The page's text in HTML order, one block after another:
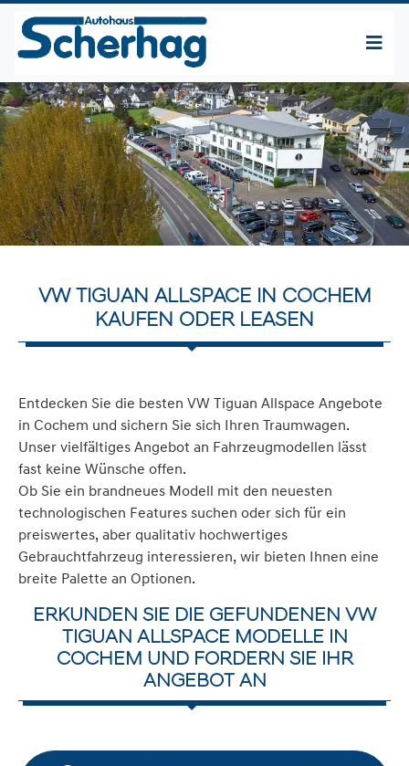
VW TIGUAN ALLSPACE IN COCHEM
KAUFEN ODER LEASEN
Entdecken Sie die besten VW Tiguan Allspace Angebote
in Cochem und sichern Sie sich Ihren Traumwagen.
Unser vielfältiges Angebot an Fahrzeugmodellen lässt
fast keine Wünsche offen.
Ob Sie ein brandneues Modell mit den neuesten
technologischen Features suchen oder sich für ein
preiswertes, aber qualitativ hochwertiges
Gebrauchtfahrzeug interessieren, wir bieten Ihnen eine
breite Palette an Optionen.
ERKUNDEN SIE DIE GEFUNDENEN VW
TIGUAN ALLSPACE MODELLE IN
COCHEM UND FORDERN SIE IHR
ANGEBOT AN